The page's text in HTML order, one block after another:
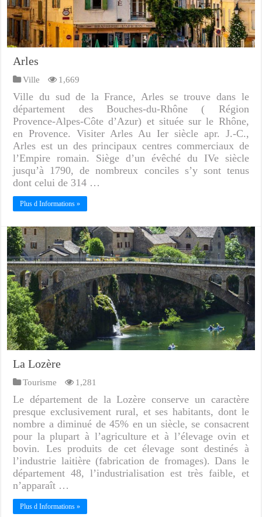
Arles
Ville 1,669
Ville du sud de la France, Arles se trouve dans le
département des Bouches-du-Rhône ( Région
Provence-Alpes-Côte d’Azur) et située sur le Rhône,
en Provence. Visiter Arles Au Ier siècle apr. J.-C.,
Arles est un des principaux centres commerciaux de
l’Empire romain. Siège d’un évêché du IVe siècle
jusqu’à 1790, de nombreux conciles s’y sont tenus
dont celui de 314 …
Plus d Informations »
La Lozère
Tourisme 1,281
Le département de la Lozère conserve un caractère
presque exclusivement rural, et ses habitants, dont le
nombre a diminué de 45% en un siècle, se consacrent
pour la plupart à l’agriculture et à l’élevage ovin et
bovin. Les produits de cet élevage sont destinés à
l’industrie laitière (fabrication de fromages). Dans le
département 48, l’industrialisation est très faible, et
n’apparaît …
Plus d Informations »